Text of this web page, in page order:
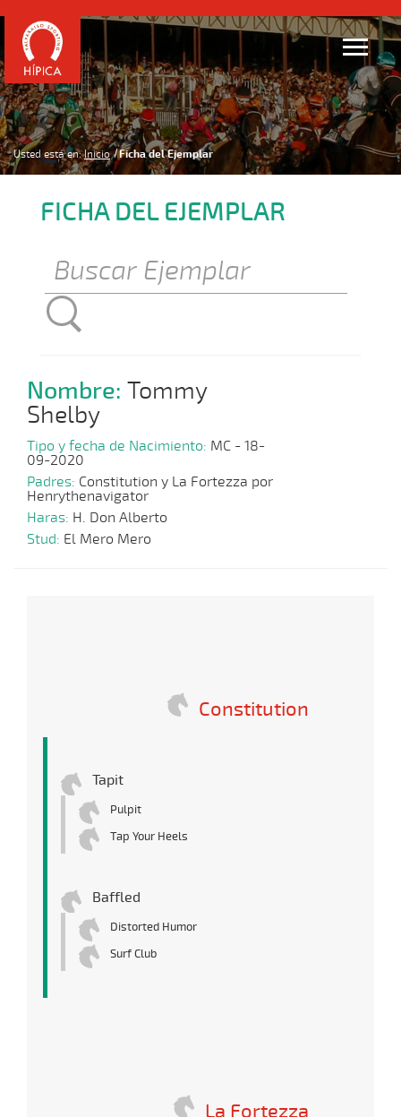
Usted está en: Inicio Ficha del Ejemplar
FICHA DEL EJEMPLAR
Nombre: Tommy
Shelby
Tipo y fecha de Nacimiento: MC - 18-
09-2020
Padres: Constitution y La Fortezza por
Henrythenavigator
Haras: H. Don Alberto
Stud: El Mero Mero
Constitution
Tapit
Pulpit
Tap Your Heels
Baffled
Distorted Humor
Surf Club
La Fortezza